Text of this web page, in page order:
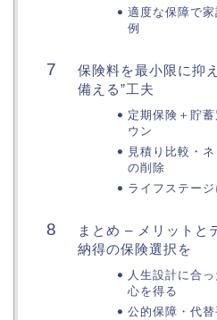
適度な保障で
例
保険料を最小限に抑
備える”工夫
定期保険＋貯
ウン
見積り比較・
の削除
ライフステー
まとめ – メリットと
納得の保険選択を
人生設計に合
心を得る
公的保障・代